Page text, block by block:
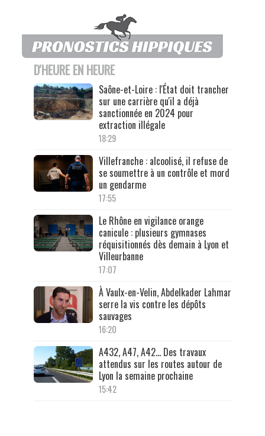
D'HEURE EN HEURE
Saône-et-Loire : l'État doit trancher
sur une carrière qu'il a déjà
sanctionnée en 2024 pour
extraction illégale
18:29
Villefranche : alcoolisé, il refuse de
se soumettre à un contrôle et mord
un gendarme
17:55
Le Rhône en vigilance orange
canicule : plusieurs gymnases
réquisitionnés dès demain à Lyon et
Villeurbanne
17:07
À Vaulx-en-Velin, Abdelkader Lahmar
serre la vis contre les dépôts
sauvages
16:20
A432, A47, A42… Des travaux
attendus sur les routes autour de
Lyon la semaine prochaine
15:42